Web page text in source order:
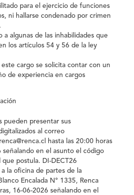
para el ejercicio de funciones
ni hallarse condenado por crimen
a algunas de las inhabilidades que
los artículos 54 y 56 de la ley
este cargo se solicita contar con un
de experiencia en cargos
pueden presentar sus
al correo
hasta las 20:00 horas
señalando en el asunto el código
que postula. DI-DECT26
a la oficina de partes de la
Encalada N° 1335, Renca
16-06-2026 señalando en el